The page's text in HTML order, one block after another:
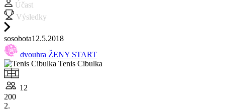
Účast
Výsledky
sosobota12.5.2018
dvouhra ŽENY START
Tenis Cibulka
12
200
2.